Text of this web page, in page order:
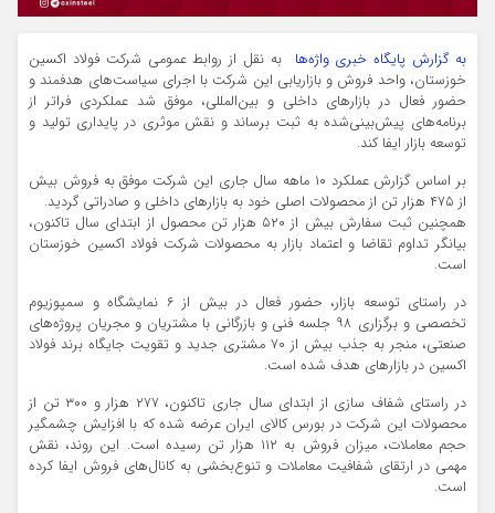
به گزارش پایگاه خبری واژه‌ها به نقل از روابط عمومی شرکت فولاد اکسین
خوزستان، واحد فروش و بازاریابی این شرکت با اجرای سیاست‌های هدفمند و
حضور فعال در بازارهای داخلی و بین‌المللی، موفق شد عملکردی فراتر از
برنامه‌های پیش‌بینی‌شده به ثبت برساند و نقش موثری در پایداری تولید و
توسعه بازار ایفا کند.
بر اساس گزارش عملکرد ۱۰ ماهه سال جاری این شرکت موفق به فروش بیش
از ۴۷۵ هزار تن از محصولات اصلی خود به بازارهای داخلی و صادراتی گردید.
همچنین ثبت سفارش بیش از ۵۲۰ هزار تن محصول از ابتدای سال تاکنون،
بیانگر تداوم تقاضا و اعتماد بازار به محصولات شرکت فولاد اکسین خوزستان
است.
در راستای توسعه بازار، حضور فعال در بیش از ۶ نمایشگاه و سمپوزیوم
تخصصی و برگزاری ۹۸ جلسه فنی و بازرگانی با مشتریان و مجریان پروژه‌های
صنعتی، منجر به جذب بیش از ۷۰ مشتری جدید و تقویت جایگاه برند فولاد
اکسین در بازارهای هدف شده است.
در راستای شفاف سازی از ابتدای سال جاری تاکنون، ۲۷۷ هزار و ۳۰۰ تن از
محصولات این شرکت در بورس کالای ایران عرضه شده که با افزایش چشمگیر
حجم معاملات، میزان فروش به ۱۱۲ هزار تن رسیده است. این روند، نقش
مهمی در ارتقای شفافیت معاملات و تنوع‌بخشی به کانال‌های فروش ایفا کرده
است.